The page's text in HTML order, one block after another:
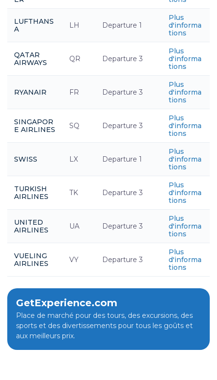
LUFTHANS
A
LH Departure 1
Plus
d'informa
tions
QATAR
AIRWAYS
QR Departure 3
Plus
d'informa
tions
RYANAIR FR Departure 3
Plus
d'informa
tions
SINGAPOR
E AIRLINES
SQ Departure 3
Plus
d'informa
tions
SWISS LX Departure 1
Plus
d'informa
tions
TURKISH
AIRLINES
TK Departure 3
Plus
d'informa
tions
UNITED
AIRLINES
UA Departure 3
Plus
d'informa
tions
VUELING
AIRLINES
VY Departure 3
Plus
d'informa
tions
GetExperience.com
Place de marché pour des tours, des excursions, des
sports et des divertissements pour tous les goûts et
aux meilleurs prix.